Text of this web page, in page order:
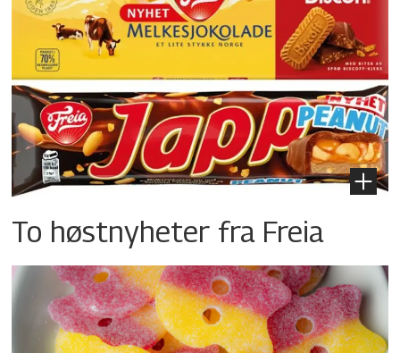
To høstnyheter fra Freia